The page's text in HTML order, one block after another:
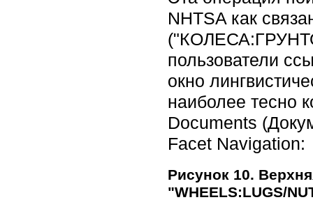
NHTSA как
пользователи
окно
наиболее тесно
Documents
Facet Navigation:
Рисунок 10.
"WHEELS:LUGS/